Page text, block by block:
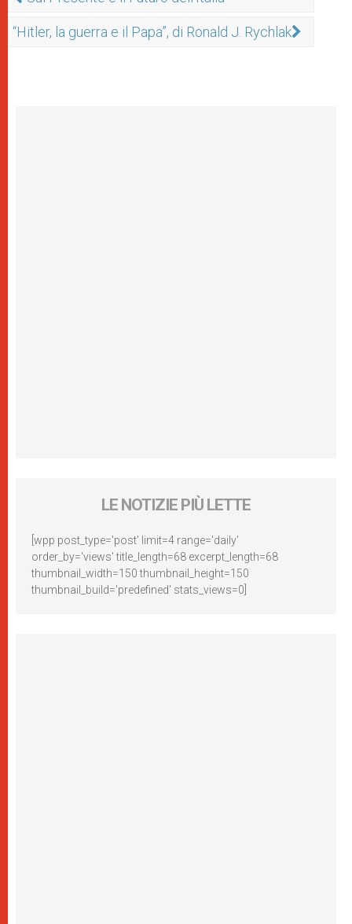
“Hitler, la guerra e il Papa”, di Ronald J. Rychlak
LE NOTIZIE PIÙ LETTE
[wpp post_type='post' limit=4 range='daily'
order_by='views' title_length=68 excerpt_length=68
thumbnail_width=150 thumbnail_height=150
thumbnail_build='predefined' stats_views=0]